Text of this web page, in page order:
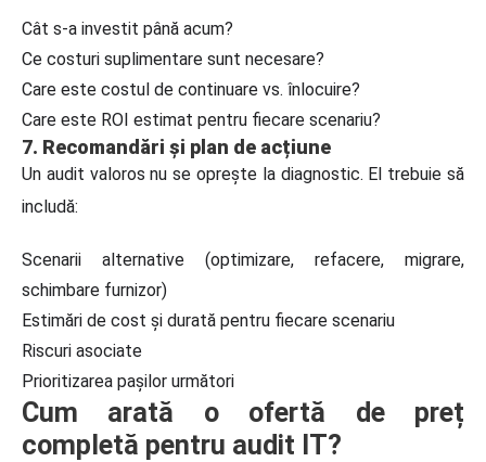
Cât s-a investit până acum?
Ce costuri suplimentare sunt necesare?
Care este costul de continuare vs. înlocuire?
Care este ROI estimat pentru fiecare scenariu?
7. Recomandări și plan de acțiune
Un audit valoros nu se oprește la diagnostic. El trebuie să
includă:
Scenarii alternative (optimizare, refacere, migrare,
schimbare furnizor)
Estimări de cost și durată pentru fiecare scenariu
Riscuri asociate
Prioritizarea pașilor următori
Cum arată o ofertă de preț
completă pentru audit IT?